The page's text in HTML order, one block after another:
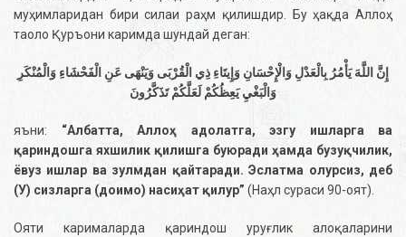
муҳимларидан бири силаи раҳм қилишдир. Бу ҳақда Аллоҳ
таоло Қуръони каримда шундай деган:
إِنَّ اللَّهَ يَأْمُرُ بِالْعَدْلِ وَالْإِحْسَانِ وَإِيتَاءِ ذِي الْقُرْبَى وَيَنْهَى عَنِ الْفَحْشَاءِ وَالْمُنْكَرِ
وَالْبَغْيِ يَعِظُكُمْ لَعَلَّكُمْ تَذَكَّرُونَ
яъни: “Албатта, Аллоҳ адолатга, эзгу ишларга ва
қариндошга яхшилик қилишга буюради ҳамда бузуқчилик,
ёвуз ишлар ва зулмдан қайтаради. Эслатма олурсиз, деб
(У) сизларга (доимо) насиҳат қилур” (Наҳл сураси 90-оят).
Ояти карималарда қариндош уруғлик алоқаларини